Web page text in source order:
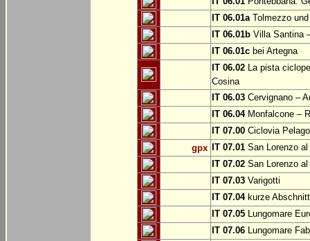
IT 06.01aTolmezzo
IT 06.01b Villa Santina
IT 06.01c bei Artegna
IT 06.02 La pista
Cosina
IT 06.03 Cervignano –
IT 06.04Monfalcone –
IT 07.00 Ciclovia
gpx
IT 07.01 San Lorenzo
IT 07.02 San Lorenzo
IT 07.03 Varigotti
IT 07.04kurze
IT 07.05 Lungomare
IT 07.06 Lungomare